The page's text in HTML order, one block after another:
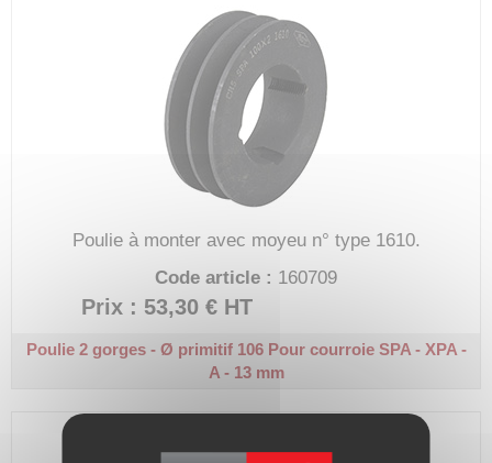
Poulie à monter avec moyeu n° type 1610.
Code article : 160709
Prix : 53,30 € HT
Poulie 2 gorges - Ø primitif 106Pour courroie SPA - XPA -
A - 13 mm